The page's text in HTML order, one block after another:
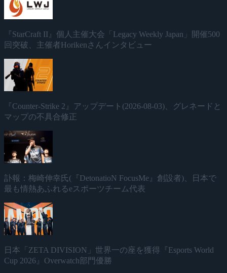
『StarCraft II』個人主催大会「Legacy Weekly Japan」開催500
回突破、主催者Horikenさんインタビュー
『Counter-Strike 2』アップデート(2026-08-03)、グレネードと
マップの不具合修正
訃報：梅崎伸幸氏(『DetonatioN FocusMe』創設者)、日本で
最も情熱あふれるeスポーツチーム代表
日本「ZETA DIVISION」世界一の座を獲得『Esports World
Cup 2026』Overwatch部門優勝